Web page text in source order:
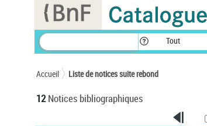
Tout
Accueil Liste de notices suite rebond
12Notices bibliographiques
Panneau de gestion des cookies